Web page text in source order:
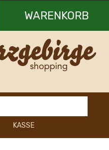
WARENKORB
Ihr Warenkorb ist leer.
KASSE